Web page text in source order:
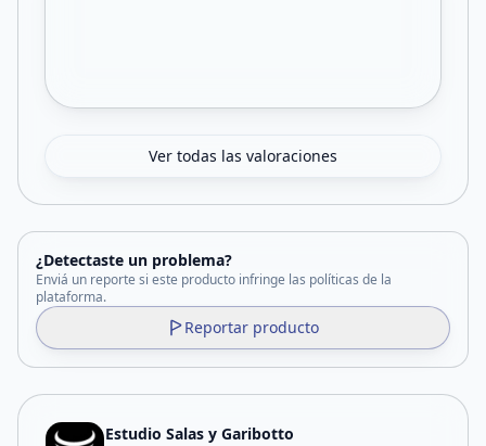
Ver todas las valoraciones
¿Detectaste un problema?
Enviá un reporte si este producto infringe las políticas de la
plataforma.
Reportar producto
Estudio Salas y Garibotto